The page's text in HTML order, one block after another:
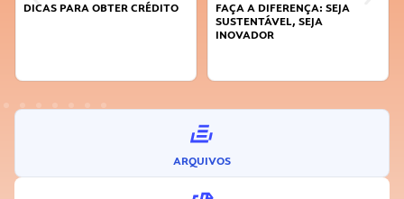
DICAS PARA OBTER CRÉDITO
FAÇA A DIFERENÇA: SEJA
SUSTENTÁVEL, SEJA
INOVADOR
ARQUIVOS